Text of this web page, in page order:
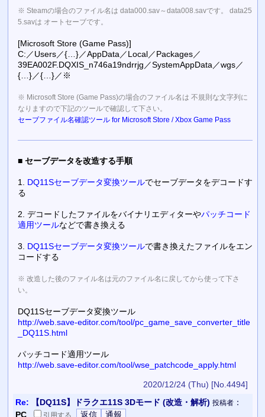
※ Steamの場合のファイル名は data000.sav～data008.savです。 data25
5.savは オートセーブです。
[Microsoft Store (Game Pass)]
C:／Users／{…}／AppData／Local／Packages／
39EA002F.DQXIS_n746a19ndrrjg／SystemAppData／wgs／
{…}／{…}／※
※ Microsoft Store (Game Pass)の場合のファイル名は 不規則な文字列に
なりますので下記のツールで確認して下さい。
セーブファイル名確認ツール for Microsoft Store / Xbox Game Pass
■ セーブデータを改造する手順
1. DQ11Sセーブデータ変換ツールでセーブデータをデコードす
る
2. デコードしたファイルをバイナリエディターやパッチコード
適用ツールなどで書き換える
3. DQ11Sセーブデータ変換ツールで書き換えたファイルをエン
コードする
※ 改造した後のファイル名は元のファイル名に戻してから使って下さ
い。
DQ11Sセーブデータ変換ツール
http://web.save-editor.com/tool/pc_game_save_converter_title
_DQ11S.html
パッチコード適用ツール
http://web.save-editor.com/tool/wse_patchcode_apply.html
2020/12/24 (Thu) [No.4494]
Re: 【DQ11S】ドラクエ11S 3Dモード (改造・解析) 投稿者：
PC
引用する